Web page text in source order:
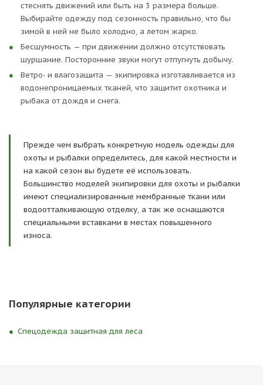
стеснять движений или быть на 3 размера больше.
Выбирайте одежду под сезонность правильно, что бы
зимой в ней не было холодно, а летом жарко.
Бесшумность — при движении должно отсутствовать
шуршание. Посторонние звуки могут отпугнуть добычу.
Ветро- и влагозащита — экипировка изготавливается из
водонепроницаемых тканей, что защитит охотника и
рыбака от дождя и снега.
Прежде чем выбрать конкретную модель одежды для
охоты и рыбалки определитесь, для какой местности и
на какой сезон вы будете её использовать.
Большинство моделей экипировки для охоты и рыбалки
имеют специализированные мембранные ткани или
водоотталкивающую отделку, а так же оснащаются
специальными вставками в местах повышенного
износа.
Популярные категории
Спецодежда защитная для леса